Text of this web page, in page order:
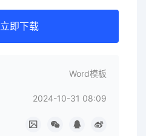
立即下载
Word模板
2024-10-31 08:09